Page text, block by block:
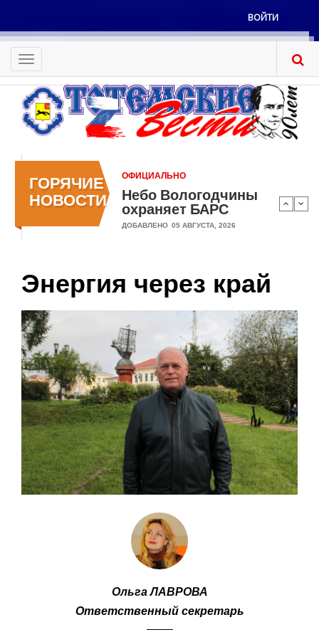
основному
содержанию
Меню
учётной
записи
пользователя
ВОЙТИ
Toggle
navigation
ГОРЯЧИЕ
НОВОСТИ
ОФИЦИАЛЬНО
Небо Вологодчины
охраняет БАРС
ДОБАВЛЕНО 05 АВГУСТА, 2026
Энергия через край
Ольга ЛАВРОВА
Ответственный секретарь